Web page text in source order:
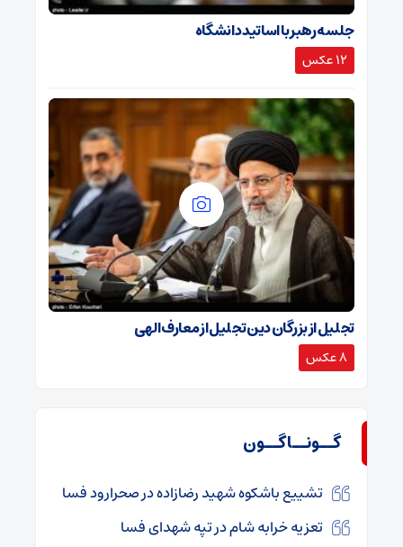
جلسه رهبر با اساتید دانشگاه
12 عکس
تجلیل از بزرگان دین تجلیل از معارف الهی
8 عکس
گــونــاگــون
تشییع باشکوه شهید رضازاده در صحرارود فسا
تعزیه خرابه شام در تپه شهدای فسا